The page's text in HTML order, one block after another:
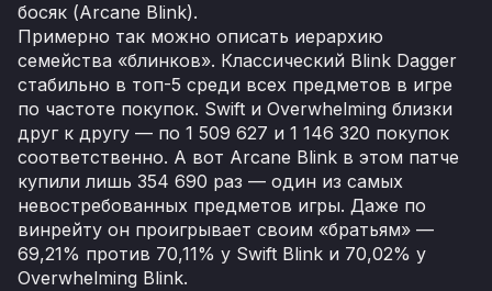
босяк (Arcane Blink).
Примерно так можно описать иерархию
семейства «блинков». Классический Blink Dagger
стабильно в топ-5 среди всех предметов в игре
по частоте покупок. Swift и Overwhelming близки
друг к другу — по 1 509 627 и 1 146 320 покупок
соответственно. А вот Arcane Blink в этом патче
купили лишь 354 690 раз — один из самых
невостребованных предметов игры. Даже по
винрейту он проигрывает своим «братьям» —
69,21% против 70,11% у Swift Blink и 70,02% у
Overwhelming Blink.